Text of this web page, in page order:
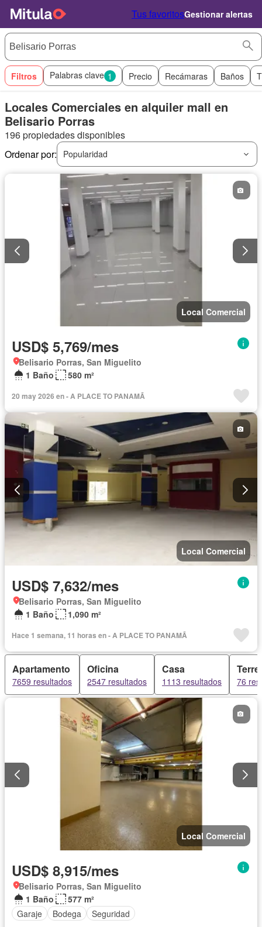
Tus favoritosGestionar alertas
Filtros Palabras clave 1 Precio Recámaras Baños
Locales Comerciales en alquiler mall en
Belisario Porras
196 propiedades disponibles
Ordenar por:
Popularidad
Local Comercial
USD$ 5,769/mes
Belisario Porras, San Miguelito
1 Baño
580 m²
20 may 2026 en - A PLACE TO PANAMÃ
Local Comercial
USD$ 7,632/mes
Belisario Porras, San Miguelito
1 Baño
1,090 m²
Hace 1 semana, 11 horas en - A PLACE TO PANAMÃ
Apartamento
7659 resultados
Oficina
2547 resultados
Casa
1113 resultados 76
Local Comercial
USD$ 8,915/mes
Belisario Porras, San Miguelito
1 Baño
577 m²
Garaje
Bodega Seguridad